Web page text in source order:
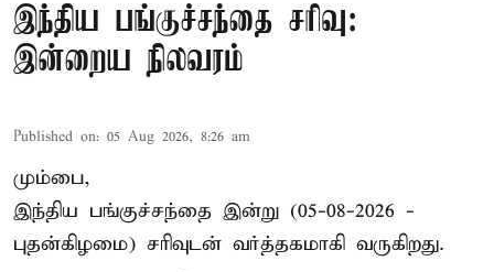
இந்திய பங்குச்சந்தை சரிவு:
இன்றைய நிலவரம்
Published on: 05 Aug 2026, 8:26 am
மும்பை,
இந்திய பங்குச்சந்தை இன்று (05-08-2026 -
புதன்கிழமை) சரிவுடன் வர்த்தகமாகி வருகிறது.